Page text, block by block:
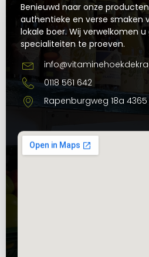
Benieuwd naar onze
authentieke en verse smaken
lokale boer. Wij verwelkomen
specialiteiten te proeven.
0118 561 642
Rapenburgweg 18a 4365